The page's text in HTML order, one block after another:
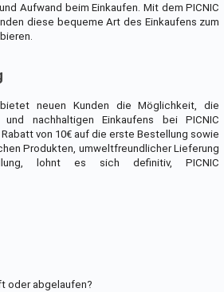
Aufwand beim Einkaufen. Mit dem PICNIC
diese bequeme Art des Einkaufens zum
neuen Kunden die Möglichkeit, die
nachhaltigen Einkaufens bei PICNIC
von 10€ auf die erste Bestellung sowie
Produkten, umweltfreundlicher Lieferung
lohnt es sich definitiv, PICNIC
oder abgelaufen?